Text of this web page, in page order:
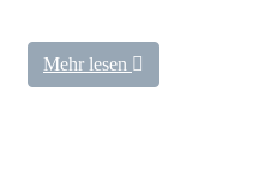
Mehr lesen